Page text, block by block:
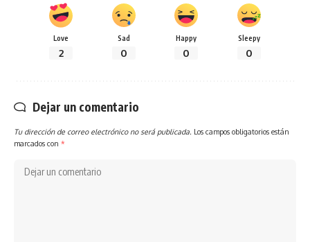
Love
2
Sad
0
Happy
0
Sleepy
0
Dejar un comentario
Tu dirección de correo electrónico no será publicada. Los campos obligatorios están
marcados con *